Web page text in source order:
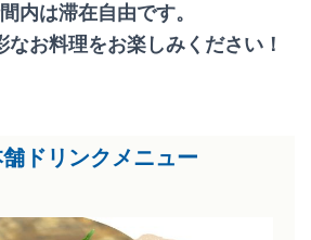
内は滞在自由です。
なお料理をお楽しみください！
ドリンクメニュー